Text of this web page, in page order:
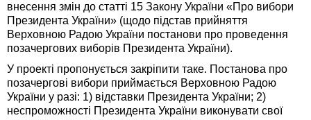
внесення змін до статті 15 Закону України «Про вибори
Президента України» (щодо підстав прийняття
Верховною Радою України постанови про проведення
позачергових виборів Президента України).
У проекті пропонується закріпити таке. Постанова про
позачергові вибори приймається Верховною Радою
України у разі: 1) відставки Президента України; 2)
неспроможності Президента України виконувати свої